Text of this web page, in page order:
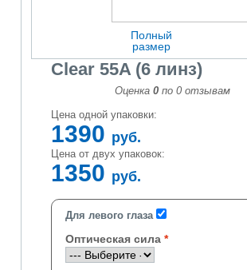
Полный
размер
Clear 55A (6 линз)
Оценка 0 по 0 отзывам
Цена одной упаковки:
1390 руб.
Цена от двух упаковок:
1350 руб.
Для левого глаза
Оптическая сила